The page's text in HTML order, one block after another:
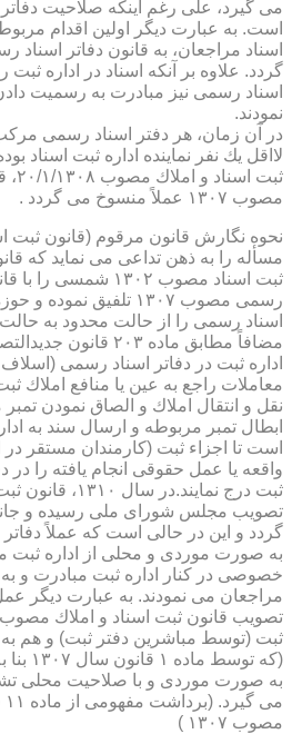
می گیرد، علی رغم اینكه صلاحیت
است. به عبارت دیگر اولین اقدام
گردد. علاوه بر آنكه اسناد در اداره
اسناد رسمی نیز مبادرت به رسمیت
نمودند.
در آن زمان، هر دفتر اسناد رسمی
لااقل یك نفر نماینده اداره ثبت اسناد
ثبت
مصوب ۱۳۰۷ عملاً منسوخ می گردد .
مسأله را به ذهن تداعی می نماید كه
ثبت اسناد مصوب ۱۳۰۲
رسمی مصوب ۱۳۰۷ تلفیق
اسناد رسمی را از حالت محدود به
مضافاً مطابق ماده ۲۰۳
اداره ثبت در دفاتر اسناد رسمی
معاملات راجع به عین یا منافع املاك
نقل و انتقال املاك و الصاق نمودن
ابطال تمبر مربوطه و ارسال سند به
است تا اجزاء ثبت (كارمندان مستقر
واقعه یا عمل حقوقی انجام یافته را در
ثبت درج نمایند.در
به صورت موردی و محلی از اداره ثبت
خصوصی در كنار اداره ثبت مبادرت و به
مراجعان می نمودند. به عبارت دیگر
ثبت (توسط مباشرین دفتر ثبت) و هم
(كه
به صورت موردی و با صلاحیت محلی
مصوب ۱۳۰۷ )